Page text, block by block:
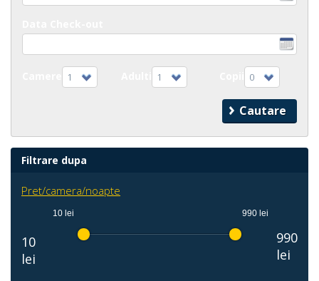
1 1 0
Filtrare dupa
Pret/camera/noapte
10
lei
10 lei 990 lei
990
lei